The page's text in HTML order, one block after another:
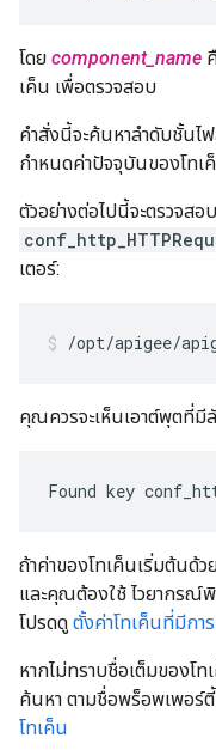
โดย component_name
เค็น เพื่อตรวจสอบ
คำสั่งนี้จะค้นหาลำดับชั้นไ
กำหนดค่าปัจจุบันของโทเ
ตัวอย่างต่อไปนี้จะตรวจส
เตอร์:
/opt/apigee/
คุณควรจะเห็นเอาต์พุตที่
Found key
ถ้าค่าของโทเค็นเริ่มต้นด้ว
และคุณต้องใช้ ไวยากรณ์
โปรดดู ตั้งค่าโทเค็นที่มีกา
หากไม่ทราบชื่อเต็มของโท
ค้นหา ตามชื่อพร็อพเพอร์
โทเค็น